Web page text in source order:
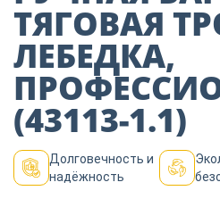
Пиломатериалы
Декор
ТЯГОВАЯ
ЛЕБЕДКА,
(43113-1.1)
Долговечность и
надёжность